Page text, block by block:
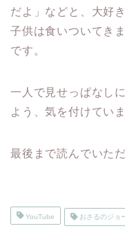
だよ」などと、大好
子供は食いついてき
です。
一人で見せっぱなし
よう、気を付けていま
最後まで読んでいた
YouTube おさるのジョ